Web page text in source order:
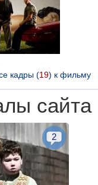
кадры (19) к фильму
сайта
2